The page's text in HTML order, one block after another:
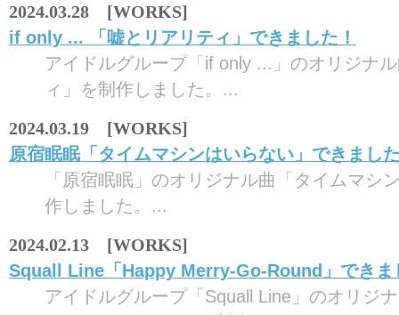
2024.03.28 [WORKS]
if only ... 「嘘とリアリティ」できました！
アイドルグループ「if only ...」のオリジナ
ィ」を制作しました。...
2024.03.19 [WORKS]
原宿眠眠「タイムマシンはいらない」できまし
「原宿眠眠」のオリジナル曲「タイムマシ
作しました。...
2024.02.13 [WORKS]
Squall Line「Happy Merry-Go-Round」できま
アイドルグループ「Squall Line」のオリジ